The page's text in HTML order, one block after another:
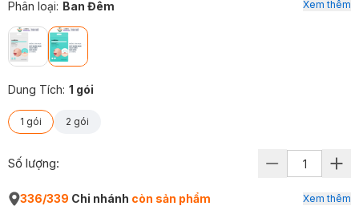
Phân loại: Ban Đêm
Dung Tích: 1 gói
1 gói 2 gói
Xem thêm
Số lượng:
336/339 Chi nhánh còn sản phẩm Xem thêm